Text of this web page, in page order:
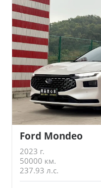
Ford Mondeo
2023 г.
50000 км.
237.93 л.с.